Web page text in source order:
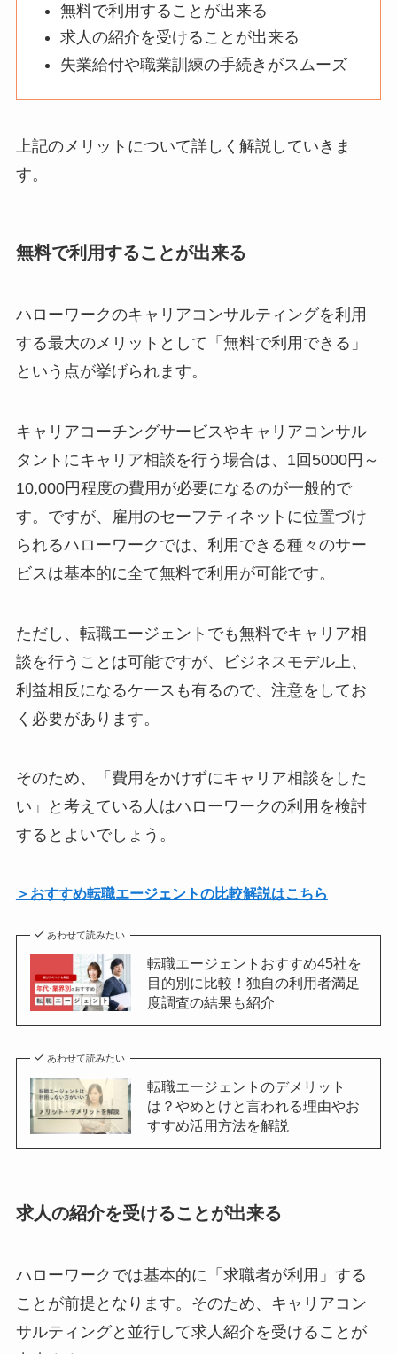
無料で利用することが出来る
求人の紹介を受けることが出来る
失業給付や職業訓練の手続きがスムーズ
上記のメリットについて詳しく解説していきま
す。
無料で利用することが出来る
ハローワークのキャリアコンサルティングを利用
する最大のメリットとして「無料で利用できる」
という点が挙げられます。
キャリアコーチングサービスやキャリアコンサル
タントにキャリア相談を行う場合は、1回5000円～
10,000円程度の費用が必要になるのが一般的で
す。ですが、雇用のセーフティネットに位置づけ
られるハローワークでは、利用できる種々のサー
ビスは基本的に全て無料で利用が可能です。
ただし、転職エージェントでも無料でキャリア相
談を行うことは可能ですが、ビジネスモデル上、
利益相反になるケースも有るので、注意をしてお
く必要があります。
そのため、「費用をかけずにキャリア相談をした
い」と考えている人はハローワークの利用を検討
するとよいでしょう。
＞おすすめ転職エージェントの比較解説はこちら
あわせて読みたい
転職エージェントおすすめ45社を
目的別に比較！独自の利用者満足
度調査の結果も紹介
あわせて読みたい
転職エージェントのデメリット
は？やめとけと言われる理由やお
すすめ活用方法を解説
求人の紹介を受けることが出来る
ハローワークでは基本的に「求職者が利用」する
ことが前提となります。そのため、キャリアコン
サルティングと並行して求人紹介を受けることが